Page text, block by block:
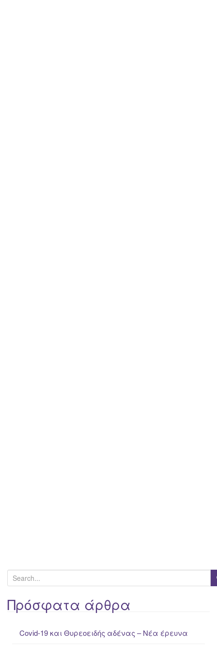
e
a
rΠρόσφατα άρθρα
Covid-19 και Θυρεοειδής αδένας – Νέα έρευνα